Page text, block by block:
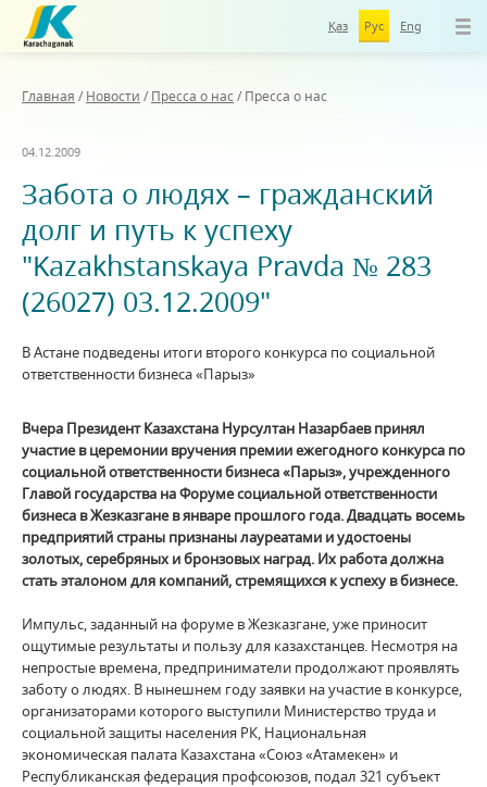
Қаз Рус Eng
Главная / Новости / Пресса о нас/ Пресса о нас
04.12.2009
Забота о людях – гражданский
долг и путь к успеху
"Kazakhstanskaya Pravda № 283
(26027) 03.12.2009"
В Астане подведены итоги второго конкурса по социальной
ответственности бизнеса «Парыз»
Вчера Президент Казахстана Нурсултан Назарбаев принял
участие в церемонии вручения премии ежегодного конкурса по
социальной ответственности бизнеса «Парыз», учрежденного
Главой государства на Форуме социальной ответственности
бизнеса в Жезказгане в январе прошлого года. Двадцать восемь
предприятий страны признаны лауреатами и удостоены
золотых, серебряных и бронзовых наград. Их работа должна
стать эталоном для компаний, стремящихся к успеху в бизнесе.
Импульс, заданный на форуме в Жезказгане, уже приносит
ощутимые результаты и пользу для казахстанцев. Несмотря на
непростые времена, предприниматели продолжают проявлять
заботу о людях. В нынешнем году заявки на участие в конкурсе,
организаторами которого выступили Министерство труда и
социальной защиты населения РК, Национальная
экономическая палата Казахстана «Союз «Атамекен» и
Республиканская федерация профсоюзов, подал 321 субъект